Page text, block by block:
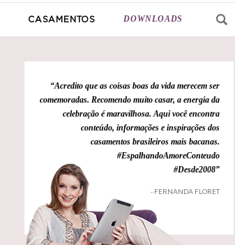
CASAMENTOS DOWNLOADS
“Acredito que as coisas boas da vida merecem ser
comemoradas. Recomendo muito casar, a energia da
celebração é maravilhosa. Aqui você encontra
conteúdo, informações e inspirações dos
casamentos brasileiros mais bacanas.
#EspalhandoAmoreConteudo
#Desde2008”
- FERNANDA FLORET